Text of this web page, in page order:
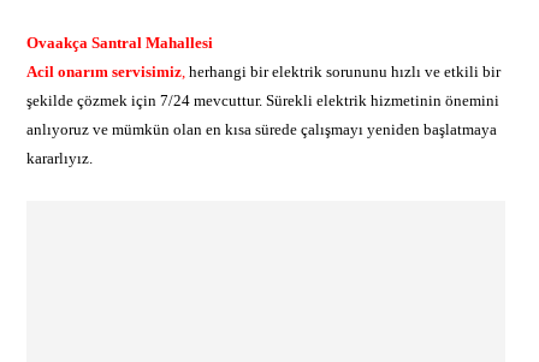
Ovaakça Santral Mahallesi
Acil onarım servisimiz herhangi bir elektrik sorununu hızlı ve etkili bir
şekilde çözmek için 7/24 mevcuttur. Sürekli elektrik hizmetinin önemini
anlıyoruz ve mümkün olan en kısa sürede çalışmayı yeniden başlatmaya
kararlıyız.